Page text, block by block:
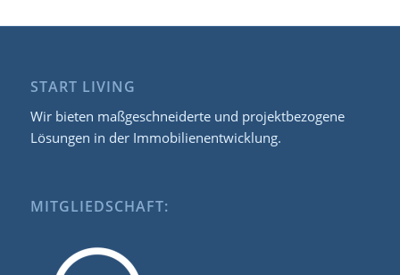
START LIVING
Wir bieten maßgeschneiderte und projektbezogene
Lösungen in der Immobilienentwicklung.
MITGLIEDSCHAFT: